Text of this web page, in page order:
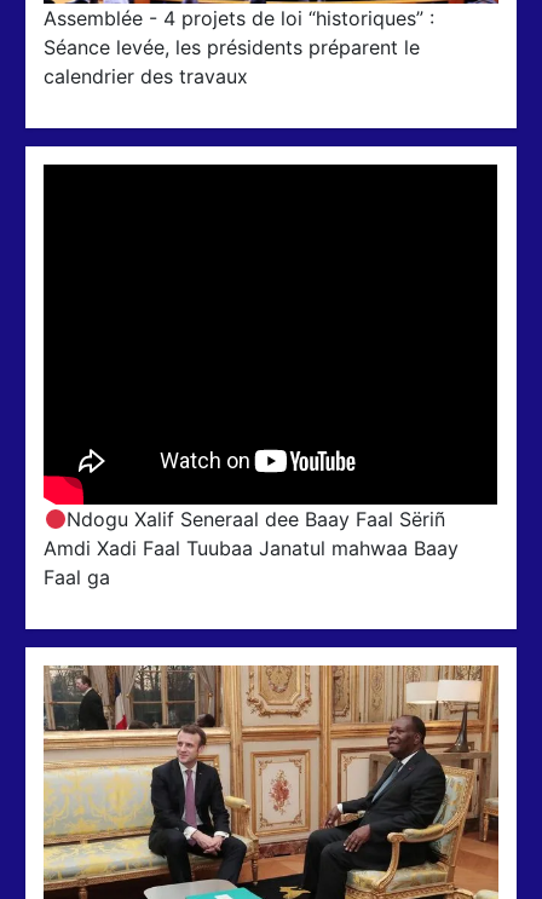
Assemblée - 4 projets de loi “historiques” :
Séance levée, les présidents préparent le
calendrier des travaux
Ndogu Xalif Seneraal dee Baay Faal Sëriñ
Amdi Xadi Faal Tuubaa Janatul mahwaa Baay
Faal ga